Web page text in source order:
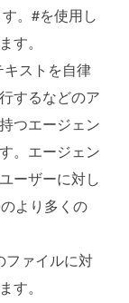
。#を使用し
す。
ストを自律
するなどのア
つエージェン
。エージェン
ユーザーに対し
より多くの
ファイルに対
す。